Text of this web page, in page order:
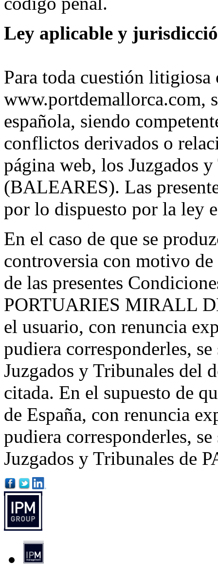
Ley aplicable y
Para toda cuestión litigiosa
www.portdemallorca.com,
española, siendo
conflictos derivados o
página web, los Juzgados
(BALEARES). Las
por lo dispuesto por la ley
En el caso de que se
controversia con motivo
de las presentes
PORTUARIES MIRALL
el usuario, con renuncia
pudiera corresponderles,
Juzgados y Tribunales del
citada. En el supuesto de
de España, con renuncia
pudiera corresponderles,
Juzgados y Tribunales de